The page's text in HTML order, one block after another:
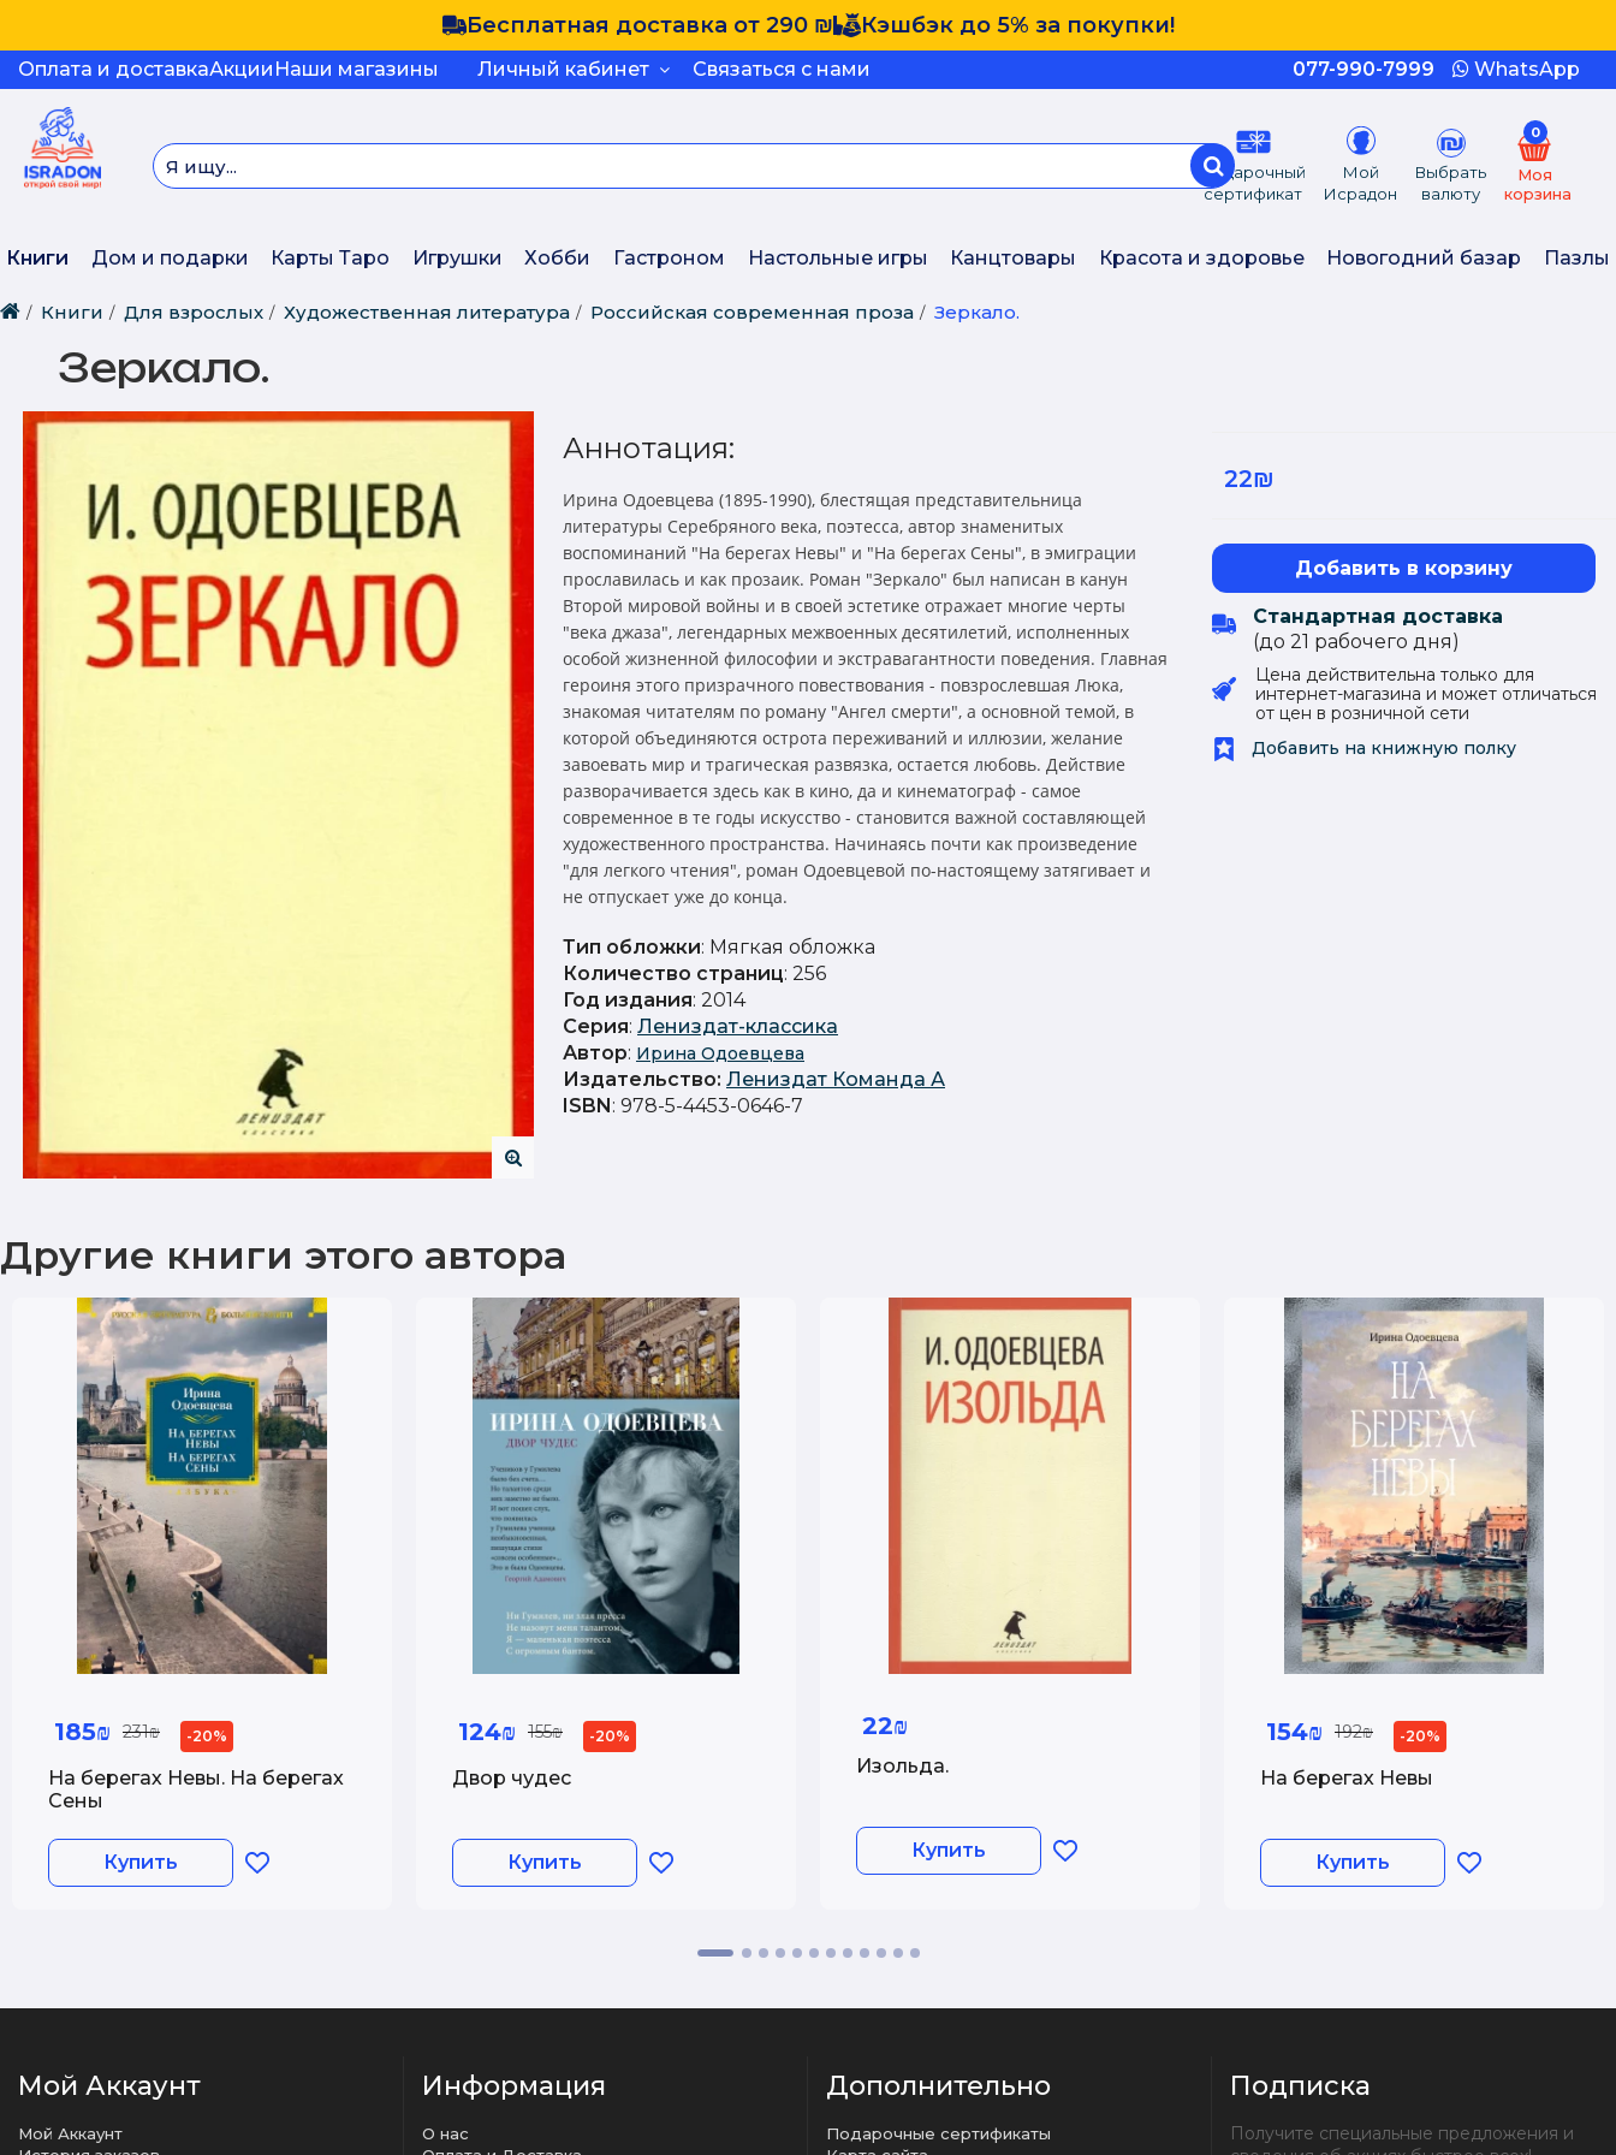
Бесплатная доставка от 290 ₪ Кэшбэк до 5% за покупки!
Оплата и доставкаАкции Наши магазины Личный кабинет Связаться с нами 077-990-7999 WhatsApp
Подарочный
сертификат
Мой
Исрадон
Выбрать
валюту
0
Моя
корзина
Книги Дом и подарки Карты Таро Игрушки Хобби Гастроном Настольные игры Канцтовары Красота и здоровье Новогодний базар Пазлы
Книги Для взрослых Художественная литература Российская современная проза Зеркало.
Зеркало.
Аннотация:
Ирина Одоевцева (1895-1990), блестящая представительница
литературы Серебряного века, поэтесса, автор знаменитых
воспоминаний "На берегах Невы" и "На берегах Сены", в эмиграции
прославилась и как прозаик. Роман "Зеркало" был написан в канун
Второй мировой войны и в своей эстетике отражает многие черты
"века джаза", легендарных межвоенных десятилетий, исполненных
особой жизненной философии и экстравагантности поведения. Главная
героиня этого призрачного повествования - повзрослевшая Люка,
знакомая читателям по роману "Ангел смерти", а основной темой, в
которой объединяются острота переживаний и иллюзии, желание
завоевать мир и трагическая развязка, остается любовь. Действие
разворачивается здесь как в кино, да и кинематограф - самое
современное в те годы искусство - становится важной составляющей
художественного пространства. Начинаясь почти как произведение
"для легкого чтения", роман Одоевцевой по-настоящему затягивает и
не отпускает уже до конца.
Тип обложки: Мягкая обложка
Количество страниц: 256
Год издания: 2014
Серия: Лениздат-классика
Автор: Ирина Одоевцева
Издательство: Лениздат Команда А
ISBN: 978-5-4453-0646-7
22₪
Добавить в корзину
Стандартная доставка
(до 21 рабочего дня)
Цена действительна только для
интернет-магазина и может отличаться
от цен в розничной сети
Добавить на книжную полку
Другие книги этого автора
185₪ 231₪ -20%
На берегах Невы. На берегах
Сены
Купить
124₪ 155₪ -20%
Двор чудес
Купить
22₪
Изольда.
Купить
154₪ 192₪ -20%
На берегах Невы
Купить
Мой Аккаунт
Мой Аккаунт
Информация
О нас
Дополнительно
Подарочные сертификаты
Подписка
Получите специальные предложения и